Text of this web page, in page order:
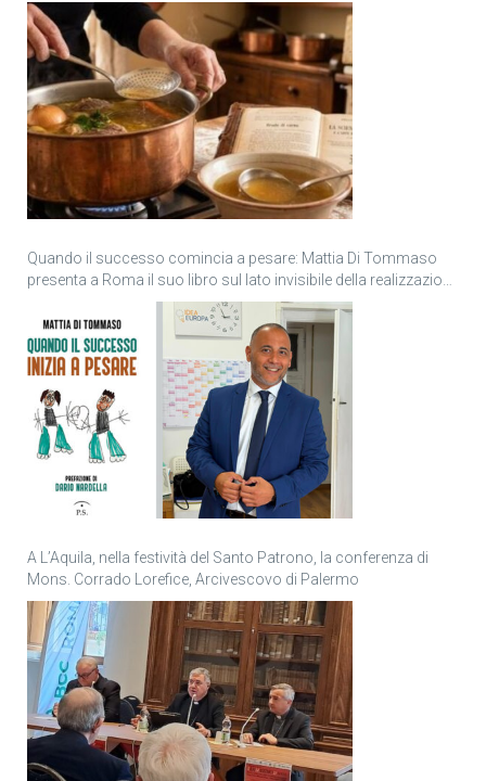
Quando il successo comincia a pesare: Mattia Di Tommaso
presenta a Roma il suo libro sul lato invisibile della realizzazione
A L’Aquila, nella festività del Santo Patrono, la conferenza di
Mons. Corrado Lorefice, Arcivescovo di Palermo